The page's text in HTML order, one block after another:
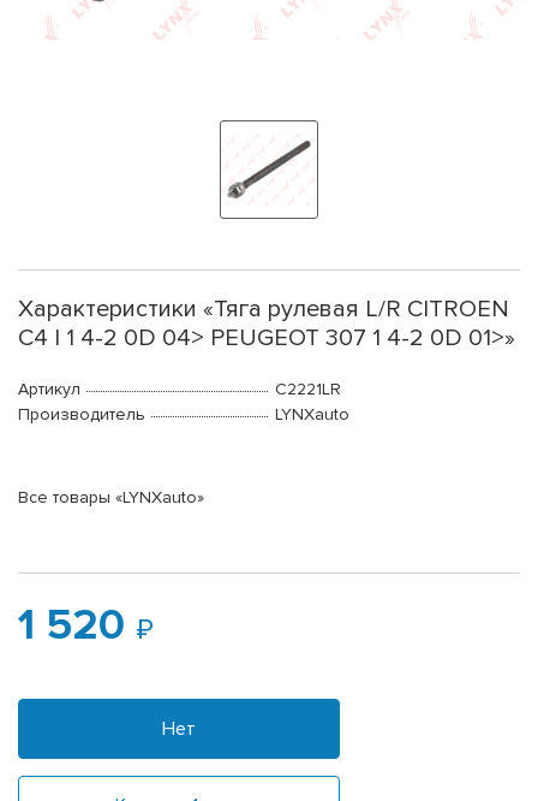
Характеристики «Тяга рулевая L/R CITROEN
C4 I 1 4-2 0D 04> PEUGEOT 307 1 4-2 0D 01>»
Артикул
C2221LR
Производитель
LYNXauto
Все товары «LYNXauto»
1 520
Нет